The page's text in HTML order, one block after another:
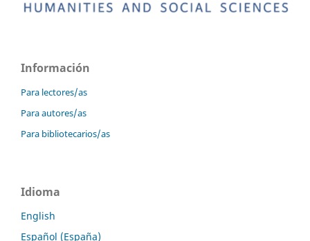
Información
Para lectores/as
Para autores/as
Para bibliotecarios/as
Idioma
English
Español (España)